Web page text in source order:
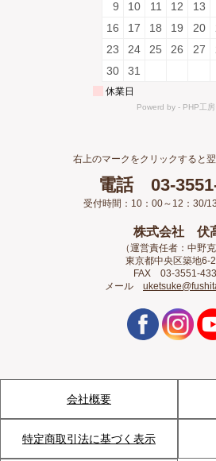
右上のマークをクリックすると
電話 03-
受付時間：10：00～12：30/
株式会社 伏
（運営責任者：中野克
東京都中央区築地6-
FAX 03-3551-
メール
会社概要
特定商取引法に基づく表示